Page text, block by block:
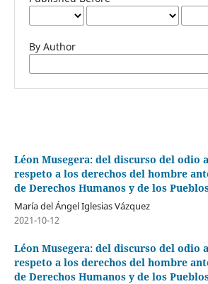
By Author
Léon Musegera: del discurso del odio
respeto a los derechos del hombre
de Derechos Humanos y de los
María del Ángel Iglesias Vázquez
2021-10-12
Léon Musegera: del discurso del odio
respeto a los derechos del hombre
de Derechos Humanos y de los